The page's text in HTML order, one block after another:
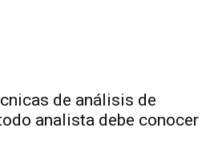
de análisis de
analista debe conocer